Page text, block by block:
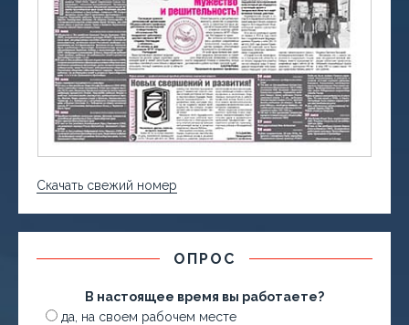
Скачать свежий номер
ОПРОС
В настоящее время вы работаете?
да, на своем рабочем месте